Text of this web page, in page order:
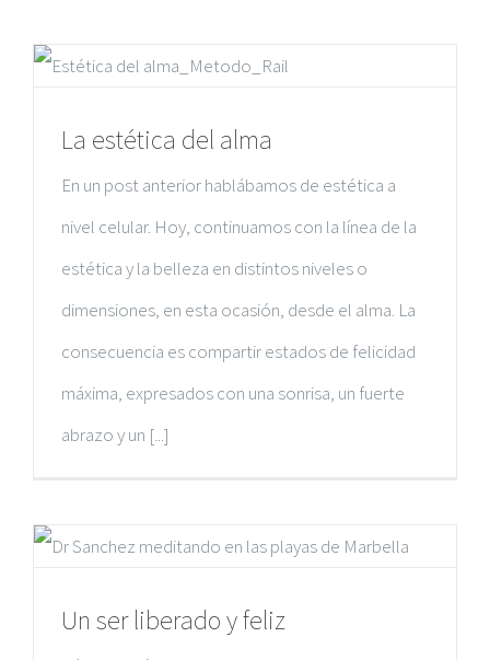
La estética del alma
En un post anterior hablábamos de estética a
nivel celular. Hoy, continuamos con la línea de la
estética y la belleza en distintos niveles o
dimensiones, en esta ocasión, desde el alma. La
consecuencia es compartir estados de felicidad
máxima, expresados con una sonrisa, un fuerte
abrazo y un [...]
Un ser liberado y feliz